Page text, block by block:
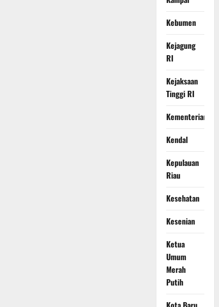
Kebumen
Kejagung
RI
Kejaksaan
Tinggi RI
Kementerian
Kendal
Kepulauan
Riau
Kesehatan
Kesenian
Ketua
Umum
Merah
Putih